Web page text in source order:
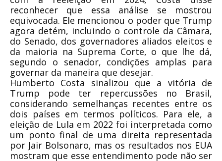
reconhecer que essa análise se mostrou
equivocada. Ele mencionou o poder que Trump
agora detém, incluindo o controle da Câmara,
do Senado, dos governadores aliados eleitos e
da maioria na Suprema Corte, o que lhe dá,
segundo o senador, condições amplas para
governar da maneira que desejar.
Humberto Costa sinalizou que a vitória de
Trump pode ter repercussões no Brasil,
considerando semelhanças recentes entre os
dois países em termos políticos. Para ele, a
eleição de Lula em 2022 foi interpretada como
um ponto final de uma direita representada
por Jair Bolsonaro, mas os resultados nos EUA
mostram que esse entendimento pode não ser